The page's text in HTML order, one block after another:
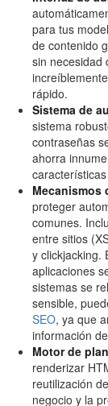
para tus
de contenido
sin necesidad
rápido.
Sistema de
sistema
contraseñas
ahorra
Mecanismos
proteger
comunes.
entre sitios
y clickjacking.
aplicaciones
sistemas se
sensible,
SEO, ya que
información
Motor de
renderizar
reutilización
negocio y la